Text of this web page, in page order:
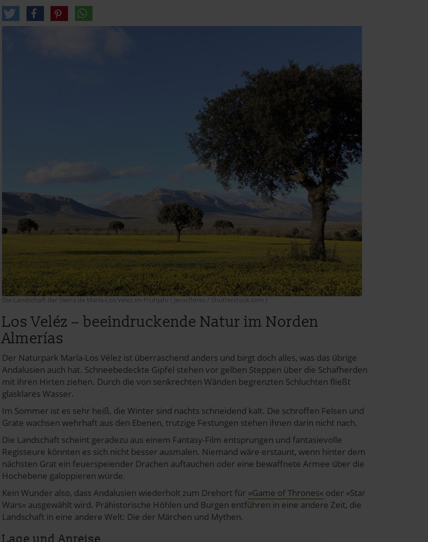
Die Landschaft der Sierra de María-Los Vélez im Frühjahr ( Jerocflores / Shutterstock.com )
Los Veléz – beeindruckende Natur im Norden
Almerías
Der Naturpark María-Los Vélez ist überraschend anders und birgt doch alles, was das übrige
Andalusien auch hat. Schneebedeckte Gipfel stehen vor gelben Steppen über die Schafherden
mit ihren Hirten ziehen. Durch die von senkrechten Wänden begrenzten Schluchten fließt
glasklares Wasser.
Im Sommer ist es sehr heiß, die Winter sind nachts schneidend kalt. Die schroffen Felsen und
Grate wachsen wehrhaft aus den Ebenen, trutzige Festungen stehen ihnen darin nicht nach.
Die Landschaft scheint geradezu aus einem Fantasy-Film entsprungen und fantasievolle
Regisseure könnten es sich nicht besser ausmalen. Niemand wäre erstaunt, wenn hinter dem
nächsten Grat ein feuerspeiender Drachen auftauchen oder eine bewaffnete Armee über die
Hochebene galoppieren würde.
Kein Wunder also, dass Andalusien wiederholt zum Drehort für »Game of Thrones« oder »Star
Wars« ausgewählt wird. Prähistorische Höhlen und Burgen entführen in eine andere Zeit, die
Landschaft in eine andere Welt: Die der Märchen und Mythen.